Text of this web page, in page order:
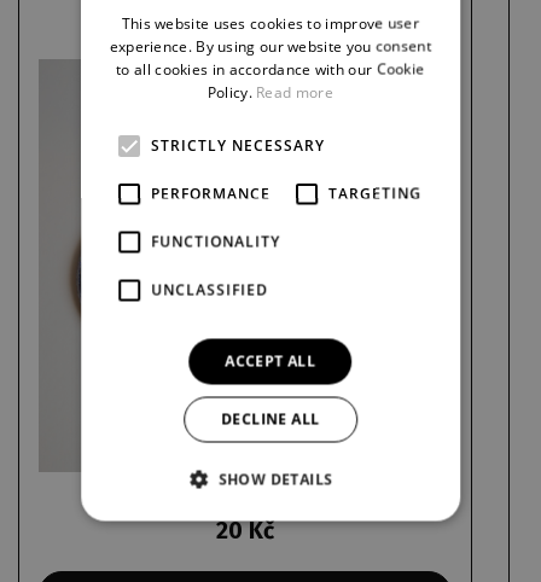
20 Kč
ENGLISH
GERMAN
This website uses cookies to improve user
experience. By using our website you consent
to all cookies in accordance with our Cookie
Policy. Read more
STRICTLY NECESSARY
PERFORMANCE TARGETING
FUNCTIONALITY
UNCLASSIFIED
ACCEPT ALL
DECLINE ALL
SHOW DETAILS